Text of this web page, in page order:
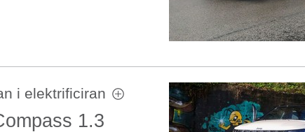
i elektrificiran
1.3